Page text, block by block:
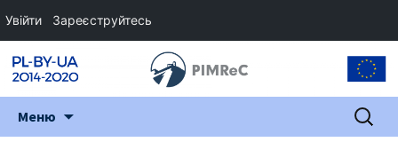
Меню Пошук:
Увійти Зареєструйтесь